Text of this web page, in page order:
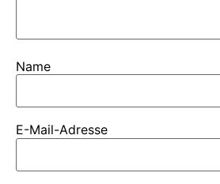
Name
E-Mail-Adresse